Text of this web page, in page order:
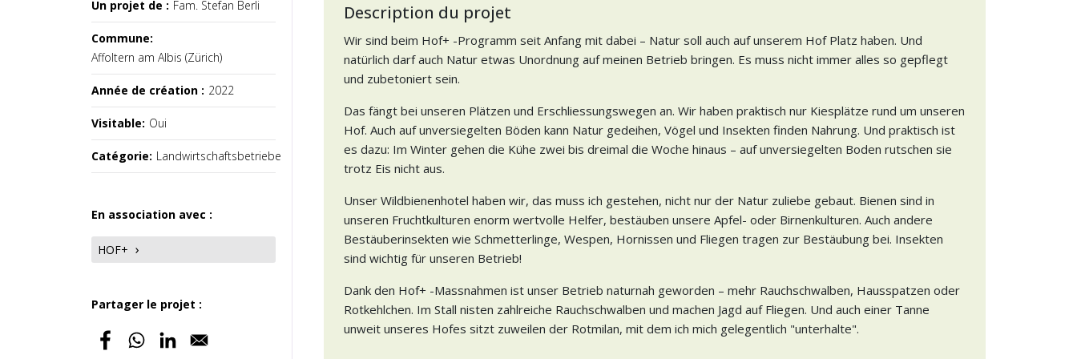
Un projet de : Fam. Stefan Berli
Commune:
Affoltern am Albis (Zürich)
Année de création : 2022
Visitable: Oui
Catégorie: Landwirtschaftsbetriebe
En association avec :
HOF+
Partager le projet :
Description du projet
Wir sind beim Hof+ -Programm seit Anfang mit dabei – Natur soll auch auf unserem Hof Platz haben. Und
natürlich darf auch Natur etwas Unordnung auf meinen Betrieb bringen. Es muss nicht immer alles so gepflegt
und zubetoniert sein.
Das fängt bei unseren Plätzen und Erschliessungswegen an. Wir haben praktisch nur Kiesplätze rund um unseren
Hof. Auch auf unversiegelten Böden kann Natur gedeihen, Vögel und Insekten finden Nahrung. Und praktisch ist
es dazu: Im Winter gehen die Kühe zwei bis dreimal die Woche hinaus – auf unversiegelten Boden rutschen sie
trotz Eis nicht aus.
Unser Wildbienenhotel haben wir, das muss ich gestehen, nicht nur der Natur zuliebe gebaut. Bienen sind in
unseren Fruchtkulturen enorm wertvolle Helfer, bestäuben unsere Apfel- oder Birnenkulturen. Auch andere
Bestäuberinsekten wie Schmetterlinge, Wespen, Hornissen und Fliegen tragen zur Bestäubung bei. Insekten
sind wichtig für unseren Betrieb!
Dank den Hof+ -Massnahmen ist unser Betrieb naturnah geworden – mehr Rauchschwalben, Hausspatzen oder
Rotkehlchen. Im Stall nisten zahlreiche Rauchschwalben und machen Jagd auf Fliegen. Und auch einer Tanne
unweit unseres Hofes sitzt zuweilen der Rotmilan, mit dem ich mich gelegentlich "unterhalte".